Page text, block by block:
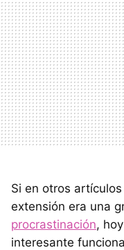
Si en otros
extensión era una
procrastinación,
interesante